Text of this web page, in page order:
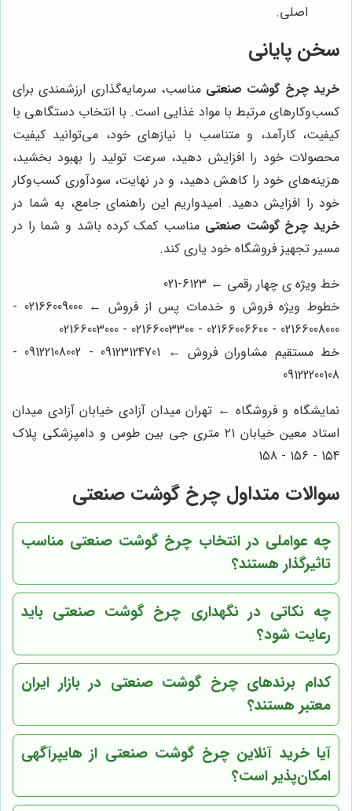
اصلی.
سخن پایانی
خرید چرخ گوشت صنعتی مناسب، سرمایه‌گذاری ارزشمندی برای
کسب‌وکارهای مرتبط با مواد غذایی است. با انتخاب دستگاهی با
کیفیت، کارآمد، و متناسب با نیازهای خود، می‌توانید کیفیت
محصولات خود را افزایش دهید، سرعت تولید را بهبود بخشید،
هزینه‌های خود را کاهش دهید، و در نهایت، سودآوری کسب‌وکار
خود را افزایش دهید. امیدواریم این راهنمای جامع، به شما در
خرید چرخ گوشت صنعتی مناسب کمک کرده باشد و شما را در
مسیر تجهیز فروشگاه خود یاری کند.
خط ویژه ی چهار رقمی ← 6123-021
خطوط ویژه فروش و خدمات پس از فروش ← 02166009000 -
02166008000 - 02166006600 - 02166003300 - 02166003000
خط مستقیم مشاوران فروش ← 09123124701 - 09122108002 -
09122200108
نمایشگاه و فروشگاه ← تهران میدان آزادی خیابان آزادی میدان
استاد معین خیابان ۲۱ متری جی بین طوس و دامپزشکی پلاک
154 - 156 - 158
سوالات متداول چرخ گوشت صنعتی
چه عواملی در انتخاب چرخ گوشت صنعتی مناسب
تاثیرگذار هستند؟
چه نکاتی در نگهداری چرخ گوشت صنعتی باید
رعایت شود؟
کدام برندهای چرخ گوشت صنعتی در بازار ایران
معتبر هستند؟
آیا خرید آنلاین چرخ گوشت صنعتی از هایپرآگهی
امکان‌پذیر است؟